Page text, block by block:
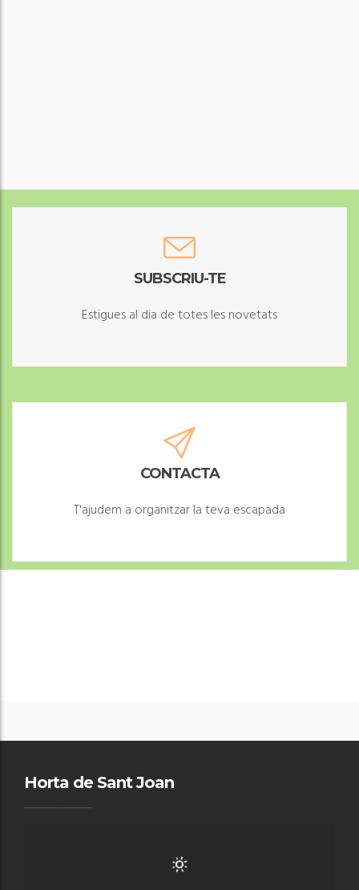
SUBSCRIU-TE
Estigues al dia de totes les novetats
NO ET QUEDIS SENSE LA TEVA AVENTURA
CONTACTA
T'ajudem a organitzar la teva escapada
NO ET QUEDIS SENSE LA TEVA AVENTURA
Oficina de Turisme Tel: 977435043
www.hortadesantjoan.cat
Horta de Sant Joan